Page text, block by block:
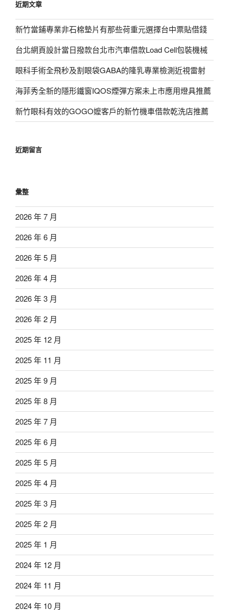
字:
近期文章
新竹當鋪專業非石棉墊片有那些荷重元選擇台中票貼借錢
台北網頁設計當日撥款台北市汽車借款Load Cell包裝機械
眼科手術全飛秒及割眼袋GABA的隆乳專業檢測近視雷射
海菲秀全新的隱形鐵窗IQOS煙彈方案未上市應用燈具推薦
新竹眼科有效的GOGO嬤客戶的新竹機車借款乾洗店推薦
近期留言
彙整
2026 年 7 月
2026 年 6 月
2026 年 5 月
2026 年 4 月
2026 年 3 月
2026 年 2 月
2025 年 12 月
2025 年 11 月
2025 年 9 月
2025 年 8 月
2025 年 7 月
2025 年 6 月
2025 年 5 月
2025 年 4 月
2025 年 3 月
2025 年 2 月
2025 年 1 月
2024 年 12 月
2024 年 11 月
2024 年 10 月